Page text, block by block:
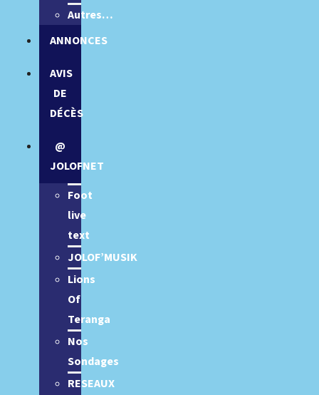
Autres…
ANNONCES
AVIS
DE
DÉCÈS
@
JOLOFNET
Foot
live
text
JOLOF’MUSIK
Lions
Of
Teranga
Nos
Sondages
RESEAUX